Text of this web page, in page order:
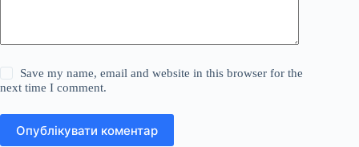
Save my name, email and website in this browser for the
next time I comment.
Опублікувати коментар